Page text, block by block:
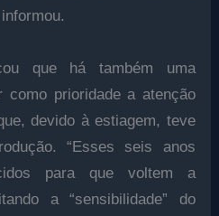
que há também uma
como prioridade a atenção
devido à estiagem, teve
“Esses seis anos
para que voltem a
a “sensibilidade” do